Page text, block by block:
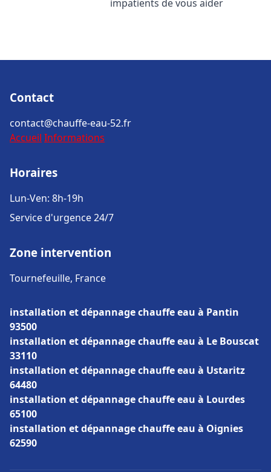
impatients de vous aider
Contact
contact@chauffe-eau-52.fr
Accueil Informations
Horaires
Lun-Ven: 8h-19h
Service d'urgence 24/7
Zone intervention
Tournefeuille, France
installation et dépannage chauffe eau à Pantin
93500
installation et dépannage chauffe eau à Le Bouscat
33110
installation et dépannage chauffe eau à Ustaritz
64480
installation et dépannage chauffe eau à Lourdes
65100
installation et dépannage chauffe eau à Oignies
62590